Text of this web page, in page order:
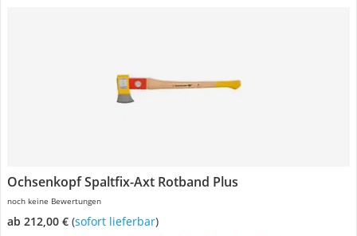
Ochsenkopf Spaltfix-Axt Rotband Plus
noch keine Bewertungen
ab 212,00 € ( Sofort lieferbar)